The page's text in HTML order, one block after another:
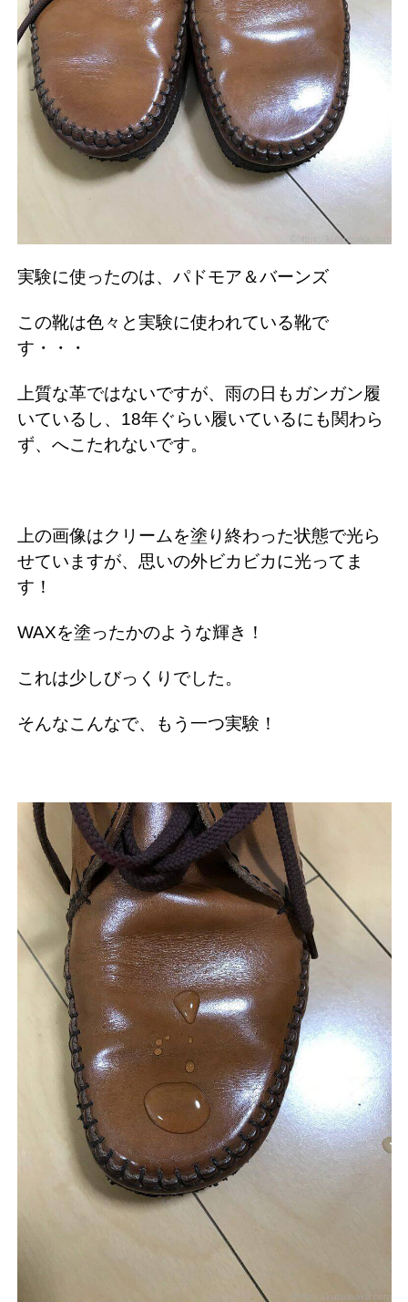
実験に使ったのは、パドモア＆バーンズ
この靴は色々と実験に使われている靴で
す・・・
上質な革ではないですが、雨の日もガンガン履
いているし、18年ぐらい履いているにも関わら
ず、へこたれないです。
上の画像はクリームを塗り終わった状態で光ら
せていますが、思いの外ビカビカに光ってま
す！
WAXを塗ったかのような輝き！
これは少しびっくりでした。
そんなこんなで、もう一つ実験！